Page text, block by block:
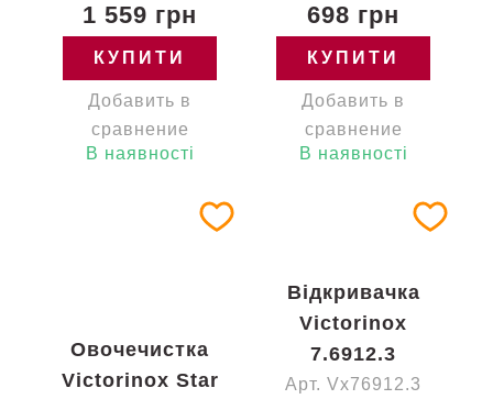
1 559 грн
КУПИТИ
Добавить в
сравнение
В наявності
698 грн
КУПИТИ
Добавить в
сравнение
В наявності
Овочечистка
Victorinox Star
Відкривачка
Victorinox
7.6912.3
Арт. Vx76912.3